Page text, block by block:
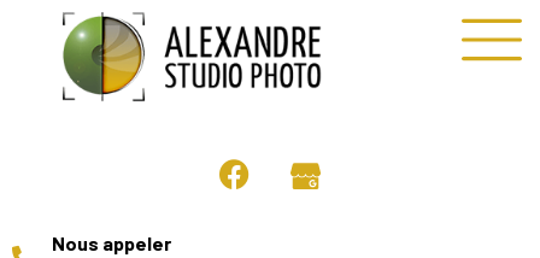
Nous appeler